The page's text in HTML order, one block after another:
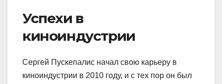
Успехи в
киноиндустрии
Сергей Пускепалис начал свою карьеру в
киноиндустрии в 2010 году, и с тех пор он был